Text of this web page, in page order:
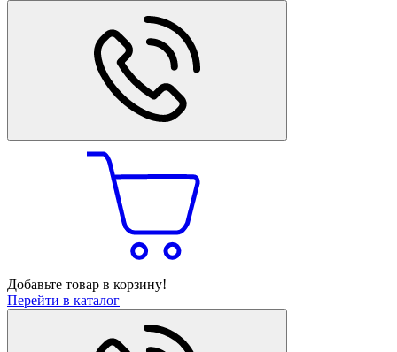
Добавьте товар в корзину!
Перейти в каталог